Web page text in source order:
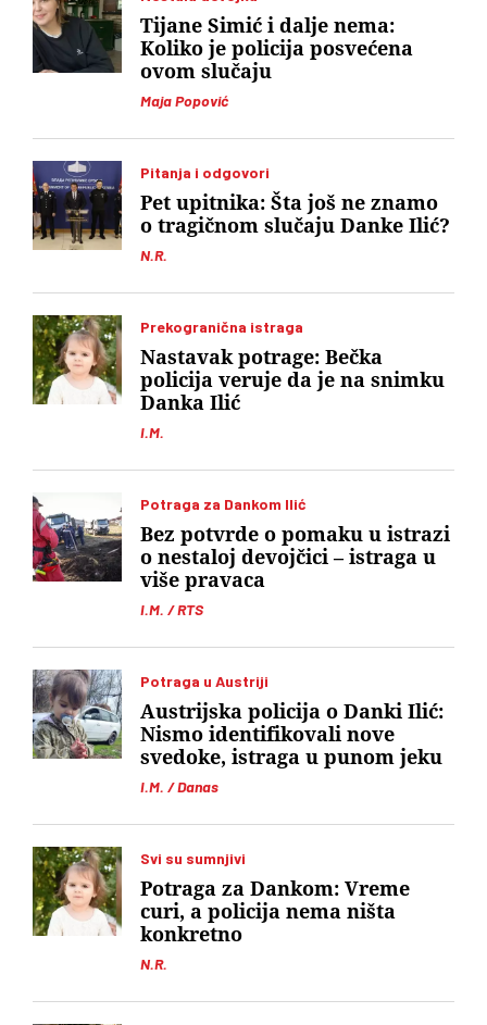
Maja Popović
Tijane Simić i dalje nema:
Koliko je policija posvećena
ovom slučaju
Pitanja i odgovori
N.R.
Pet upitnika: Šta još ne znamo
o tragičnom slučaju Danke Ilić?
Prekogranična istraga
I.M.
Nastavak potrage: Bečka
policija veruje da je na snimku
Danka Ilić
Potraga za Dankom Ilić
I.M. / RTS
Bez potvrde o pomaku u istrazi
o nestaloj devojčici – istraga u
više pravaca
Potraga u Austriji
I.M. / Danas
Austrijska policija o Danki Ilić:
Nismo identifikovali nove
svedoke, istraga u punom jeku
Svi su sumnjivi
N.R.
Potraga za Dankom: Vreme
curi, a policija nema ništa
konkretno